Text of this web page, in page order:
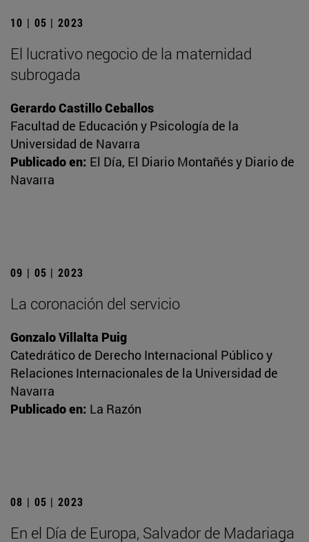
10 | 05 | 2023
El lucrativo negocio de la maternidad
subrogada
Gerardo Castillo Ceballos
Facultad de Educación y Psicología de la
Universidad de Navarra
Publicado en: El Día, El Diario Montañés y Diario de
Navarra
09 | 05 | 2023
La coronación del servicio
Gonzalo Villalta Puig
Catedrático de Derecho Internacional Público y
Relaciones Internacionales de la Universidad de
Navarra
Publicado en: La Razón
08 | 05 | 2023
En el Día de Europa, Salvador de Madariaga